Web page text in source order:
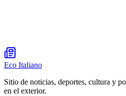
Eco Italiano
Sitio de noticias, deportes, cultura y
en el exterior.